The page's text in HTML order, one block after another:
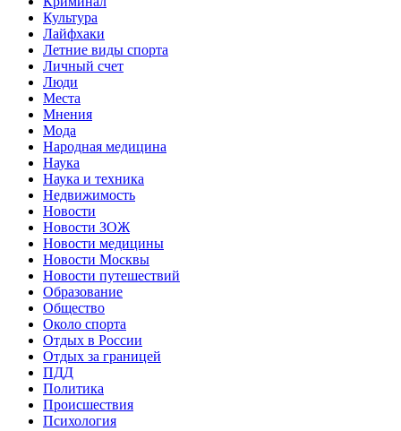
Культура
Лайфхаки
Летние виды спорта
Личный счет
Люди
Места
Мнения
Мода
Народная медицина
Наука
Наука и техника
Недвижимость
Новости
Новости ЗОЖ
Новости медицины
Новости Москвы
Новости путешествий
Образование
Общество
Около спорта
Отдых в России
Отдых за границей
ПДД
Политика
Происшествия
Психология